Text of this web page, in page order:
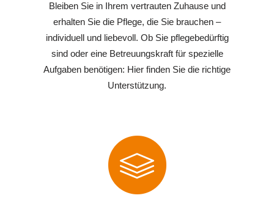
Bleiben Sie in Ihrem vertrauten Zuhause und
erhalten Sie die Pflege, die Sie brauchen –
individuell und liebevoll. Ob Sie pflegebedürftig
sind oder eine Betreuungskraft für spezielle
Aufgaben benötigen: Hier finden Sie die richtige
Unterstützung.